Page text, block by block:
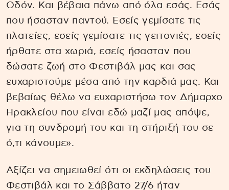
Οδόν. Και βέβαια πάνω από όλα εσάς. Εσάς
που ήσασταν παντού. Εσείς γεμίσατε τις
πλατείες, εσείς γεμίσατε τις γειτονιές, εσείς
ήρθατε στα χωριά, εσείς ήσασταν που
δώσατε ζωή στο Φεστιβάλ μας και σας
ευχαριστούμε μέσα από την καρδιά μας. Και
βεβαίως θέλω να ευχαριστήσω τον Δήμαρχο
Ηρακλείου που είναι εδώ μαζί μας απόψε,
για τη συνδρομή του και τη στήριξή του σε
ό,τι κάνουμε».
Αξίζει να σημειωθεί ότι οι εκδηλώσεις του
Φεστιβάλ και το Σάββατο 27/6 ήταν